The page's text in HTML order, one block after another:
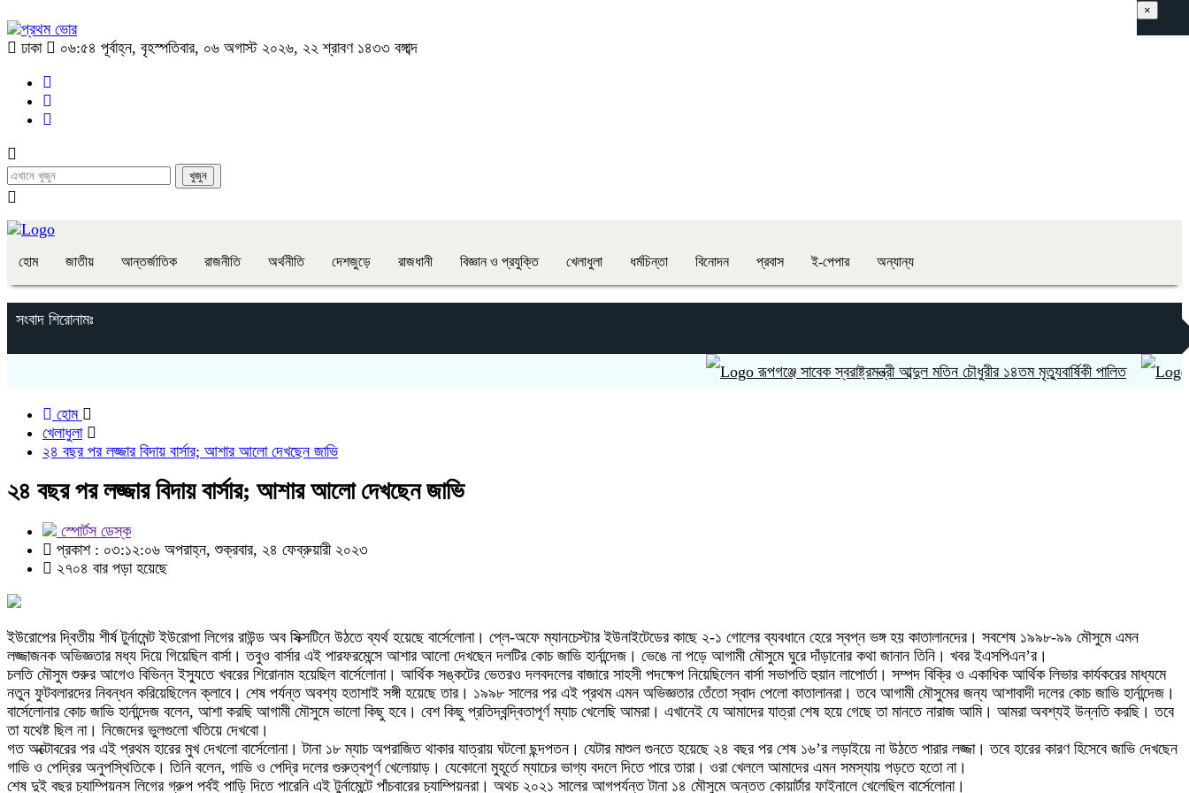
ঢাকা ০৬:৫৪ পূর্বাহ্ন, বৃহস্পতিবার, ০৬ অগাস্ট ২০২৬, ২২ শ্রাবণ ১৪৩৩ বঙ্গাব্দ
হোম জাতীয় আন্তর্জাতিক রাজনীতি অর্থনীতি দেশজুড়ে রাজধানী বিজ্ঞান ও প্রযুক্তি খেলাধুলা ধর্মচিন্তা বিনোদন প্রবাস ই-পেপার অন্যান্য
সংবাদ শিরোনামঃ
রূপগঞ্জে সাবেক স্বরাষ্ট্রমন্ত্রী আব্দুল মতিন চৌধুরীর ১৪তম মৃত্যুবার্ষিকী পালিত
×
হোম
খেলাধুলা
২৪ বছর পর লজ্জার বিদায় বার্সার; আশার আলো দেখছেন জাভি
২৪ বছর পর লজ্জার বিদায় বার্সার; আশার আলো দেখছেন জাভি
স্পোর্টস ডেস্ক
প্রকাশ : ০৩:১২:০৬ অপরাহ্ন, শুক্রবার, ২৪ ফেব্রুয়ারী ২০২৩
২৭০৪ বার পড়া হয়েছে
ইউরোপের দ্বিতীয় শীর্ষ টুর্নামেন্ট ইউরোপা লিগের রাউন্ড অব সিক্সটিনে উঠতে ব্যর্থ হয়েছে বার্সেলোনা। প্লে-অফে ম্যানচেস্টার ইউনাইটেডের কাছে ২-১ গোলের ব্যবধানে হেরে স্বপ্ন ভঙ্গ হয় কাতালানদের। সবশেষ ১৯৯৮-৯৯ মৌসুমে এমন
লজ্জাজনক অভিজ্ঞতার মধ্য দিয়ে গিয়েছিল বার্সা। তবুও বার্সার এই পারফরমেন্সে আশার আলো দেখছেন দলটির কোচ জাভি হার্নান্দেজ। ভেঙে না পড়ে আগামী মৌসুমে ঘুরে দাঁড়ানোর কথা জানান তিনি। খবর ইএসপিএন’র।
চলতি মৌসুম শুরুর আগেও বিভিন্ন ইস্যুতে খবরের শিরোনাম হয়েছিল বার্সেলোনা। আর্থিক সঙ্কটের ভেতরও দলবদলের বাজারে সাহসী পদক্ষেপ নিয়েছিলেন বার্সা সভাপতি হুয়ান লাপোর্তা। সম্পদ বিক্রি ও একাধিক আর্থিক লিভার কার্যকরের মাধ্যমে
নতুন ফুটবলারদের নিবন্ধন করিয়েছিলেন ক্লাবে। শেষ পর্যন্ত অবশ্য হতাশাই সঙ্গী হয়েছে তার। ১৯৯৮ সালের পর এই প্রথম এমন অভিজ্ঞতার তেঁতো স্বাদ পেলো কাতালানরা। তবে আগামী মৌসুমের জন্য আশাবাদী দলের কোচ জাভি হার্নান্দেজ।
বার্সেলোনার কোচ জাভি হার্নান্দেজ বলেন, আশা করছি আগামী মৌসুমে ভালো কিছু হবে। বেশ কিছু প্রতিদ্বন্দ্বিতাপূর্ণ ম্যাচ খেলেছি আমরা। এখানেই যে আমাদের যাত্রা শেষ হয়ে গেছে তা মানতে নারাজ আমি। আমরা অবশ্যই উন্নতি করছি। তবে
তা যথেষ্ট ছিল না। নিজেদের ভুলগুলো খতিয়ে দেখবো।
গত অক্টোবরের পর এই প্রথম হারের মুখ দেখলো বার্সেলোনা। টানা ১৮ ম্যাচ অপরাজিত থাকার যাত্রায় ঘটলো ছন্দপতন। যেটার মাশুল গুনতে হয়েছে ২৪ বছর পর শেষ ১৬’র লড়াইয়ে না উঠতে পারার লজ্জা। তবে হারের কারণ হিসেবে জাভি দেখছেন
গাভি ও পেদ্রির অনুপস্থিতিকে। তিনি বলেন, গাভি ও পেদ্রি দলের গুরুত্বপূর্ণ খেলোয়াড়। যেকোনো মুহূর্তে ম্যাচের ভাগ্য বদলে দিতে পারে তারা। ওরা খেললে আমাদের এমন সমস্যায় পড়তে হতো না।
শেষ দুই বছর চ্যাম্পিয়নস লিগের গ্রুপ পর্বই পাড়ি দিতে পারেনি এই টুর্নামেন্টে পাঁচবারের চ্যাম্পিয়নরা। অথচ ২০২১ সালের আগপর্যন্ত টানা ১৪ মৌসুমে অন্তত কোয়ার্টার ফাইনালে খেলেছিল বার্সেলোনা।